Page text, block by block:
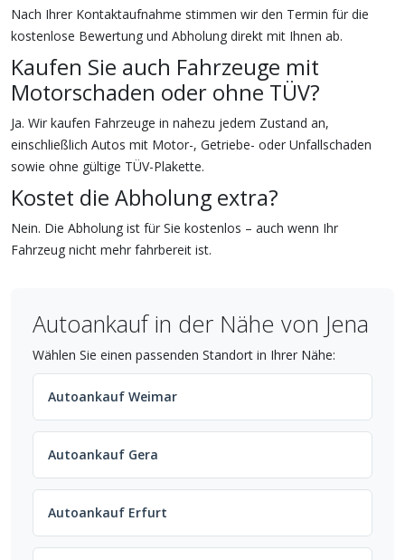
Nach Ihrer Kontaktaufnahme stimmen wir den Termin für die
kostenlose Bewertung und Abholung direkt mit Ihnen ab.
Kaufen Sie auch Fahrzeuge mit
Motorschaden oder ohne TÜV?
Ja. Wir kaufen Fahrzeuge in nahezu jedem Zustand an,
einschließlich Autos mit Motor-, Getriebe- oder Unfallschaden
sowie ohne gültige TÜV-Plakette.
Kostet die Abholung extra?
Nein. Die Abholung ist für Sie kostenlos – auch wenn Ihr
Fahrzeug nicht mehr fahrbereit ist.
Autoankauf in der Nähe von Jena
Wählen Sie einen passenden Standort in Ihrer Nähe:
Autoankauf Weimar
Autoankauf Gera
Autoankauf Erfurt